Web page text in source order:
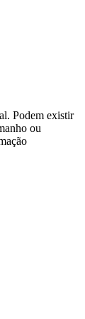
Podem existir
ou